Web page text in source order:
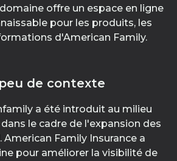
offre un espace en ligne
pour les produits, les
d'American Family.
de contexte
a été introduit au milieu
le cadre de l'expansion des
American Family Insurance a
pour améliorer la visibilité de